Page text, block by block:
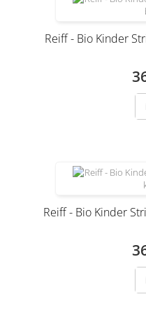
Reiff - Bio Kinder
Reiff - Bio Kinder